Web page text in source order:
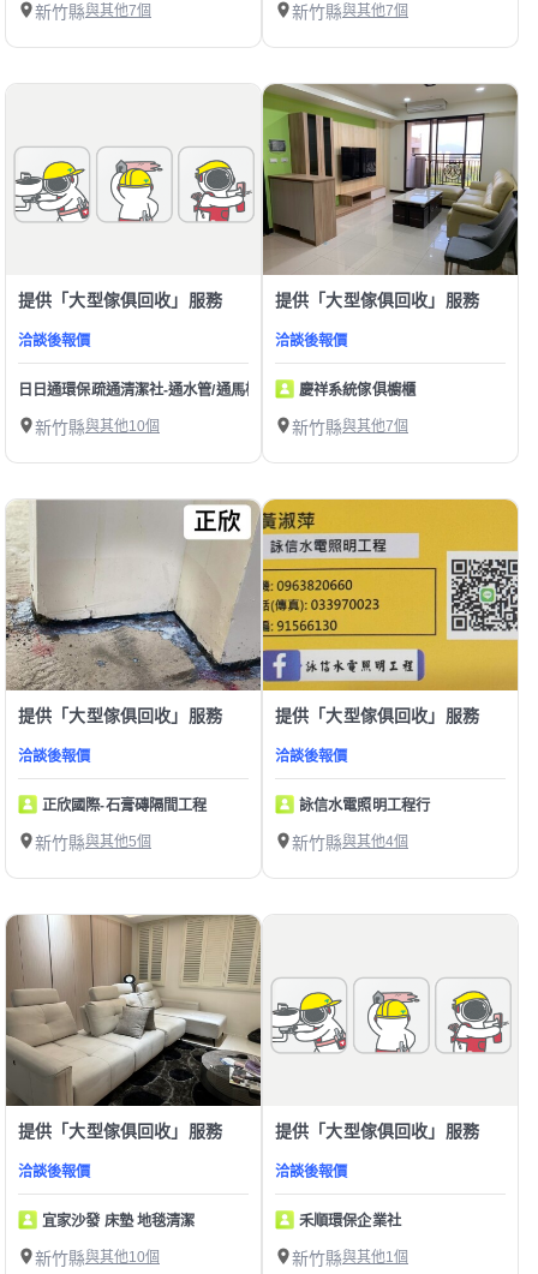
新竹縣與其他7個 新竹縣與其他7個
提供「大型傢俱回收」服務
洽談後報價
日日通環保疏通清潔社-通水管/通馬桶/水管不通/馬桶不通/下水道堵塞疏通 洗水
新竹縣與其他10個
提供「大型傢俱回收」服務
洽談後報價
慶祥系統傢俱櫥櫃
新竹縣與其他7個
提供「大型傢俱回收」服務
洽談後報價
正欣國際-石膏磚隔間工程
新竹縣與其他5個
提供「大型傢俱回收」服務
洽談後報價
詠信水電照明工程行
新竹縣與其他4個
提供「大型傢俱回收」服務
洽談後報價
宜家沙發 床墊 地毯清潔
新竹縣與其他10個
提供「大型傢俱回收」服務
洽談後報價
禾順環保企業社
新竹縣與其他1個